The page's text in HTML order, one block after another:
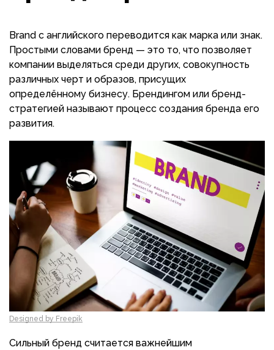
Brand с английского переводится как марка или знак.
Простыми словами бренд — это то, что позволяет
компании выделяться среди других, совокупность
различных черт и образов, присущих
определённому бизнесу. Брендингом или бренд-
стратегией называют процесс создания бренда его
развития.
Designed by Freepik
Сильный бренд считается важнейшим